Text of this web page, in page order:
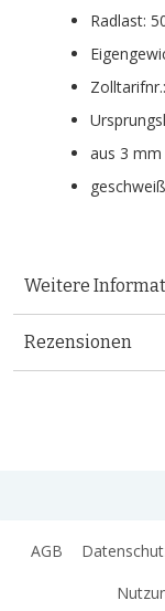
Radlast:
aus 3
Weitere
Rezensionen
AGB